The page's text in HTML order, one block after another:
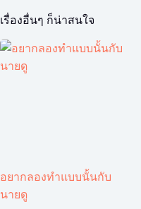
เรื่องอื่นๆ ก็น่าสนใจ
อยากลองทำแบบนั้นกับ
นายดู